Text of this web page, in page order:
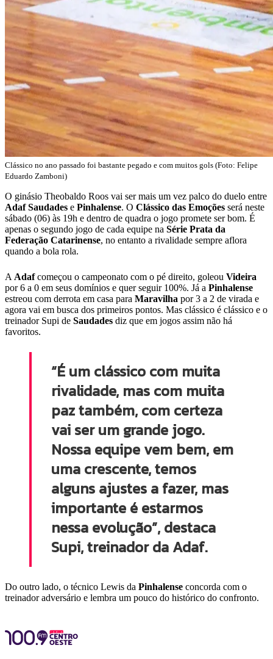
Clássico no ano passado foi bastante pegado e com muitos gols (Foto: Felipe
Eduardo Zamboni)
O ginásio Theobaldo Roos vai ser mais um vez palco do duelo entre
Adaf Saudades e Pinhalense. O Clássico das Emoções será neste
sábado (06) às 19h e dentro de quadra o jogo promete ser bom. É
apenas o segundo jogo de cada equipe na Série Prata da
Federação Catarinense, no entanto a rivalidade sempre aflora
quando a bola rola.
A Adafcomeçou o campeonato com o pé direito, goleou Videira
por 6 a 0 em seus domínios e quer seguir 100%. Já a Pinhalense
estreou com derrota em casa para Maravilha por 3 a 2 de virada e
agora vai em busca dos primeiros pontos. Mas clássico é clássico e o
treinador Supi de Saudades diz que em jogos assim não há
favoritos.
“É um clássico com muita
rivalidade, mas com muita
paz também, com certeza
vai ser um grande jogo.
Nossa equipe vem bem, em
uma crescente, temos
alguns ajustes a fazer, mas
importante é estarmos
nessa evolução”, destaca
Supi, treinador da Adaf.
Do outro lado, o técnico Lewis da Pinhalense concorda com o
treinador adversário e lembra um pouco do histórico do confronto.